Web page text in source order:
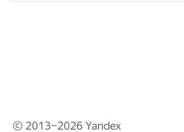
© 2013–2026Yandex